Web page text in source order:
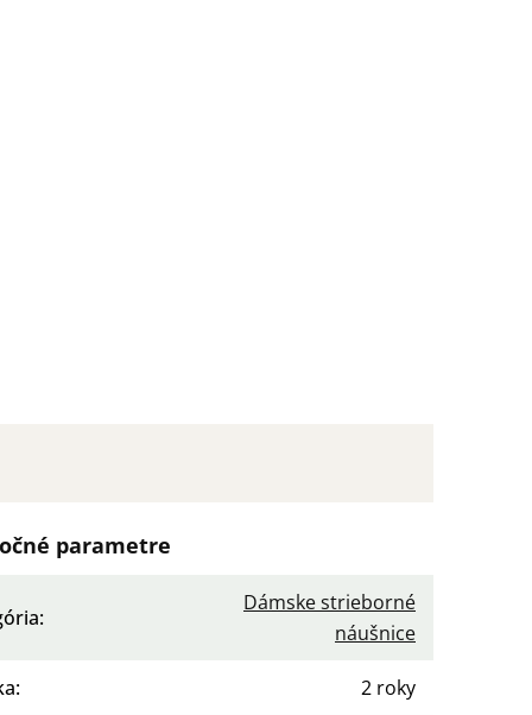
parametre
:
Dámske strieborné
náušnice
: 2 roky